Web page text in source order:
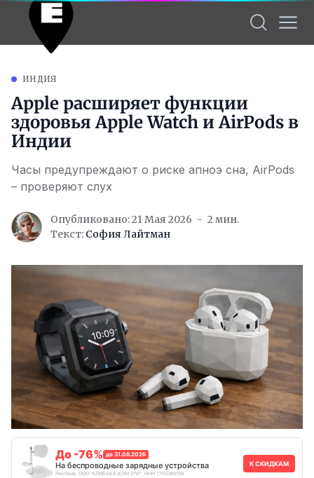
ИНДИЯ
Apple расширяет функции
здоровья Apple Watch и AirPods в
Индии
Часы предупреждают о риске апноэ сна, AirPods
– проверяют слух
Опубликовано: 21 Мая 2026
2 мин.
Текст: София Лайтман
До -76% до 31.08.2026
На беспроводные зарядные устройства
Реклама. ООО "АЛИБАБА.КОМ (РУ)", ИНН 7703380158
К СКИДКАМ